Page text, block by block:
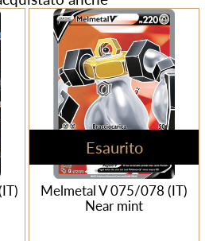
Esaurito
Melmetal V 075/078 (IT)
Near mint